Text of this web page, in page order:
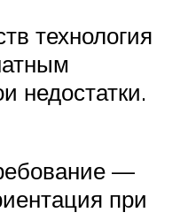
технология
недостатки.
—
при